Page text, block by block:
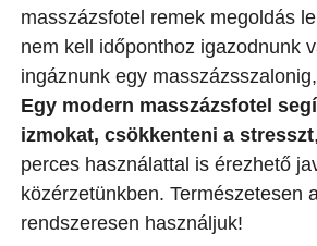
masszázsfotel remek megoldás
nem kell időponthoz igazodnunk
ingáznunk egy
Egy modern masszázsfotel
izmokat, csökkenteni a stresszt
perces használattal is érezhető
közérzetünkben. Természetesen
rendszeresen használjuk!